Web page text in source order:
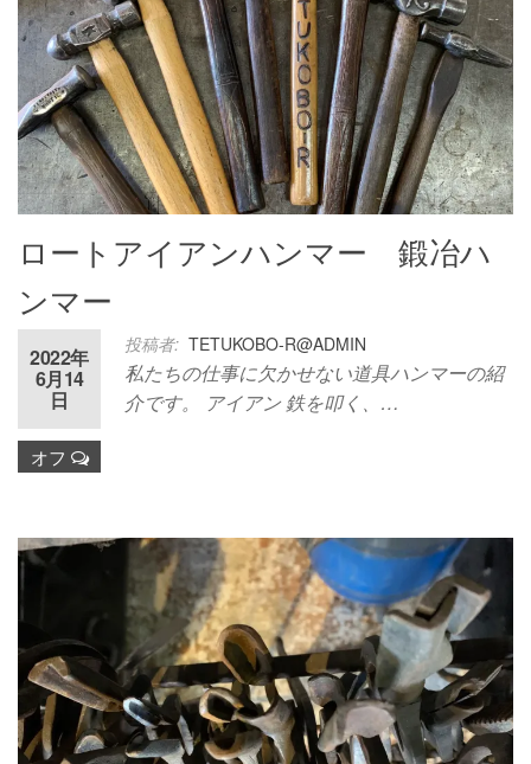
ロートアイアンハンマー 鍛冶ハ
ンマー
投稿者: TETUKOBO-R@ADMIN
2022年
6月14
日
オフ
私たちの仕事に欠かせない道具ハンマーの紹
介です。 アイアン 鉄を叩く、…